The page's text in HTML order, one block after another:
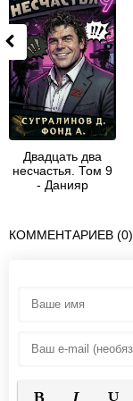
Двадцать два
несчастья. Том 9
- Данияр
КОММЕНТАРИЕВ (0)